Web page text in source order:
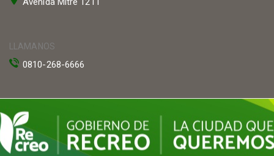
LLAMANOS
0810-268-6666